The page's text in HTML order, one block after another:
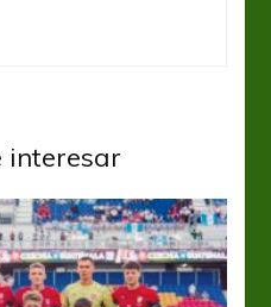
interesar